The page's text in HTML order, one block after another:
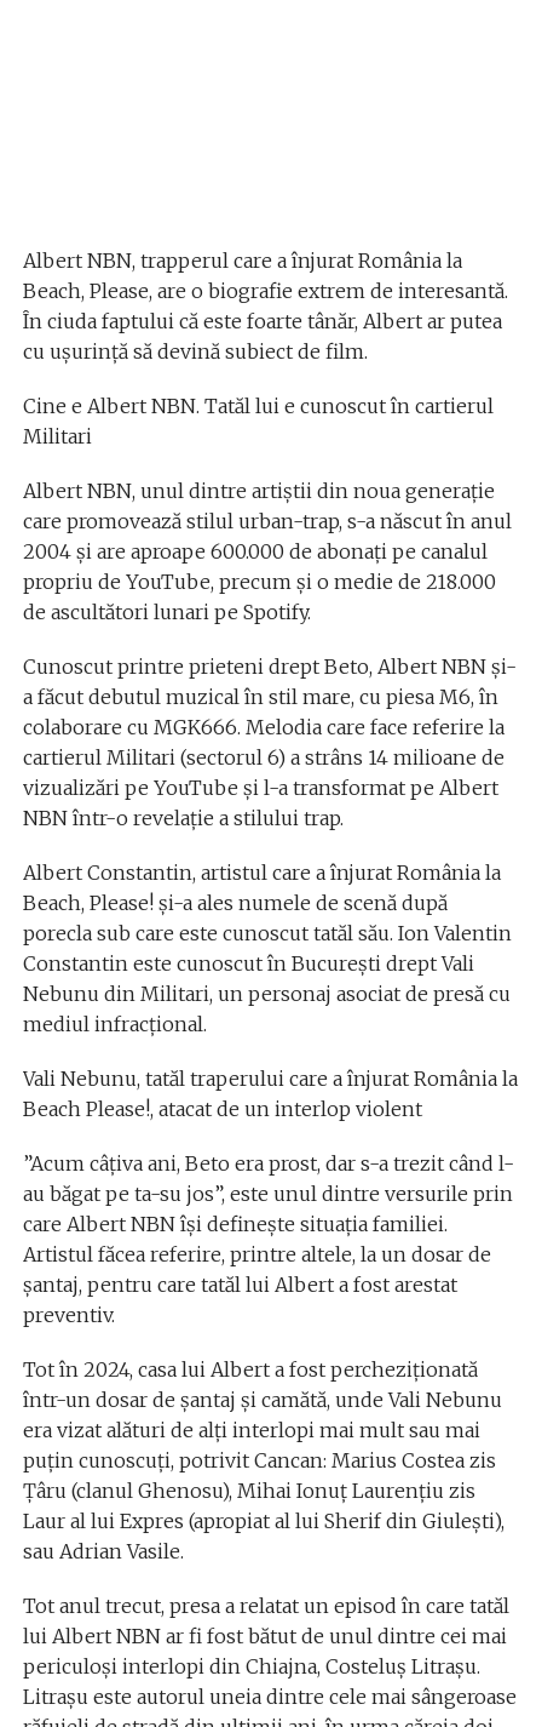
Albert NBN, trapperul care a înjurat România la
Beach, Please, are o biografie extrem de interesantă.
În ciuda faptului că este foarte tânăr, Albert ar putea
cu ușurință să devină subiect de film.
Cine e Albert NBN. Tatăl lui e cunoscut în cartierul
Militari
Albert NBN, unul dintre artiștii din noua generație
care promovează stilul urban-trap, s-a născut în anul
2004 și are aproape 600.000 de abonați pe canalul
propriu de YouTube, precum și o medie de 218.000
de ascultători lunari pe Spotify.
Cunoscut printre prieteni drept Beto, Albert NBN și-
a făcut debutul muzical în stil mare, cu piesa M6, în
colaborare cu MGK666. Melodia care face referire la
cartierul Militari (sectorul 6) a strâns 14 milioane de
vizualizări pe YouTube și l-a transformat pe Albert
NBN într-o revelație a stilului trap.
Albert Constantin, artistul care a înjurat România la
Beach, Please! și-a ales numele de scenă după
porecla sub care este cunoscut tatăl său. Ion Valentin
Constantin este cunoscut în București drept Vali
Nebunu din Militari, un personaj asociat de presă cu
mediul infracțional.
Vali Nebunu, tatăl traperului care a înjurat România la
Beach Please!, atacat de un interlop violent
”Acum câțiva ani, Beto era prost, dar s-a trezit când l-
au băgat pe ta-su jos”, este unul dintre versurile prin
care Albert NBN își definește situația familiei.
Artistul făcea referire, printre altele, la un dosar de
șantaj, pentru care tatăl lui Albert a fost arestat
preventiv.
Tot în 2024, casa lui Albert a fost percheziționată
într-un dosar de șantaj și camătă, unde Vali Nebunu
era vizat alături de alți interlopi mai mult sau mai
puțin cunoscuți, potrivit Cancan: Marius Costea zis
Țâru (clanul Ghenosu), Mihai Ionuț Laurențiu zis
Laur al lui Expres (apropiat al lui Sherif din Giulești),
sau Adrian Vasile.
Tot anul trecut, presa a relatat un episod în care tatăl
lui Albert NBN ar fi fost bătut de unul dintre cei mai
periculoși interlopi din Chiajna, Costeluș Litrașu.
Litrașu este autorul uneia dintre cele mai sângeroase